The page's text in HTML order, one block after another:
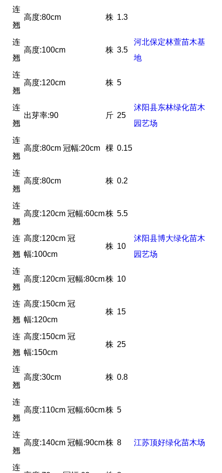
连
翘
高度:80cm 株 1.3
河北保定林萱苗木基
地
连
翘
高度:100cm 株 3.5
连
翘
高度:120cm 株 5
连
翘
出芽率:90 斤 25
沭阳县东林绿化苗木
园艺场
连
翘
高度:80cm 冠幅:20cm 棵 0.15
沭阳县博大绿化苗木
园艺场
连
翘
高度:80cm 株 0.2
连
翘
高度:120cm 冠幅:60cm株 5.5
连
翘
高度:120cm 冠
幅:100cm
株 10
连
翘
高度:120cm 冠幅:80cm株 10
连
翘
高度:150cm 冠
幅:120cm
株 15
连
翘
高度:150cm 冠
幅:150cm
株 25
连
翘
高度:30cm 株 0.8
江苏顶好绿化苗木场
连
翘
高度:110cm 冠幅:60cm株 5
连
翘
高度:140cm 冠幅:90cm株 8
连